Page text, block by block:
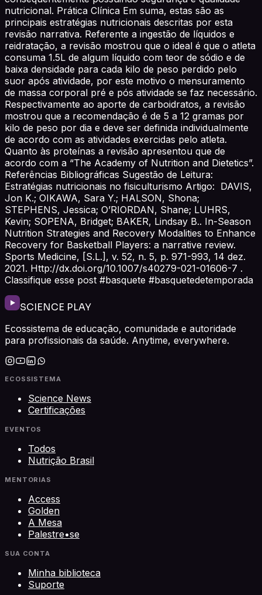
nutricional. Prática Clínica Em suma, estas são as
principais estratégias nutricionais descritas por esta
revisão narrativa. Referente a ingestão de líquidos e
reidratação, a revisão mostrou que o ideal é que o atleta
consuma 1.5L de algum líquido com teor de sódio e de
baixa densidade para cada kilo de peso perdido pelo
suor após atividade, por este motivo o mensuramento
de massa corporal pré e pós atividade se faz necessário.
Respectivamente ao aporte de carboidratos, a revisão
mostrou que a recomendação é de 5 a 12 gramas por
kilo de peso por dia e deve ser definida individualmente
de acordo com as atividades exercidas pelo atleta.
Quanto às proteínas a revisão apresentou que de
acordo com a “The Academy of Nutrition and Dietetics”.
Referências Bibliográficas Sugestão de Leitura:
Estratégias nutricionais no fisiculturismo Artigo: DAVIS,
Jon K.; OIKAWA, Sara Y.; HALSON, Shona;
STEPHENS, Jessica; O’RIORDAN, Shane; LUHRS,
Kevin; SOPENA, Bridget; BAKER, Lindsay B.. In-Season
Nutrition Strategies and Recovery Modalities to Enhance
Recovery for Basketball Players: a narrative review.
Sports Medicine, [S.L.], v. 52, n. 5, p. 971-993, 14 dez.
2021. Http://dx.doi.org/10.1007/s40279-021-01606-7 .
Classifique esse post #basquete #basquetedetemporada
SCIENCE PLAY
Ecossistema de educação, comunidade e autoridade
para profissionais da saúde. Anytime, everywhere.
ECOSSISTEMA
Science News
Certificações
EVENTOS
Todos
Nutrição Brasil
MENTORIAS
Access
Golden
A Mesa
Palestre•se
SUA CONTA
Minha biblioteca
Suporte